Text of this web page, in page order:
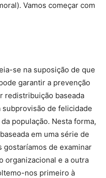
Vamos começar com
se na suposição de que
garantir a prevenção
redistribuição baseada
de felicidade
população. Nesta forma,
em uma série de
gostaríamos de examinar
organizacional e a outra
nos primeiro à